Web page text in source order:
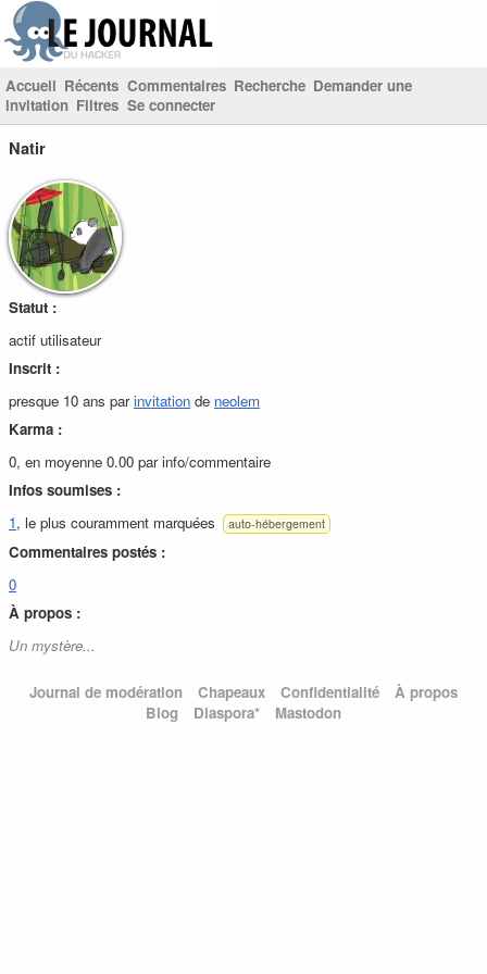
Accueil Récents Commentaires Recherche Demander une
invitation Filtres Se connecter
Natir
Statut :
actif utilisateur
Inscrit :
presque 10 ans parinvitation de neolem
Karma :
0, en moyenne 0.00 par info/commentaire
Infos soumises :
1, le plus couramment marquées auto-hébergement
Commentaires postés :
0
À propos :
Un mystère...
Journal de modération Chapeaux Confidentialité
À propos
Blog
Diaspora* Mastodon